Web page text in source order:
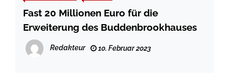
Fast 20 Millionen Euro für die
Erweiterung des Buddenbrookhauses
Redakteur 10. Februar 2023